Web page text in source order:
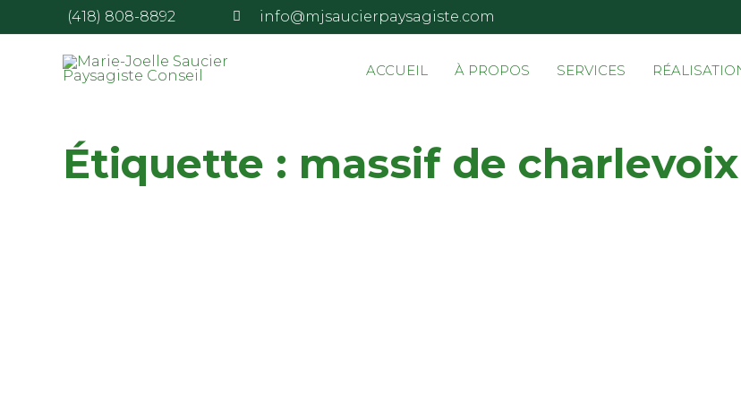
(418) 808-8892 info@mjsaucierpaysagiste.com
ACCUEIL À PROPOS SERVICES
Étiquette : massif de charlevoix